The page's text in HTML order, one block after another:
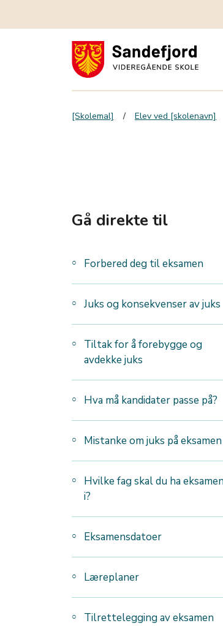
[Skolemal] Elev ved [skolenavn]
Gå direkte til
Forbered deg til eksamen
Juks og konsekvenser av juks
Tiltak for å forebygge og
avdekke juks
Hva må kandidater passe på?
Mistanke om juks på eksamen
Hvilke fag skal du ha
i?
Eksamensdatoer
Læreplaner
Tilrettelegging av eksamen